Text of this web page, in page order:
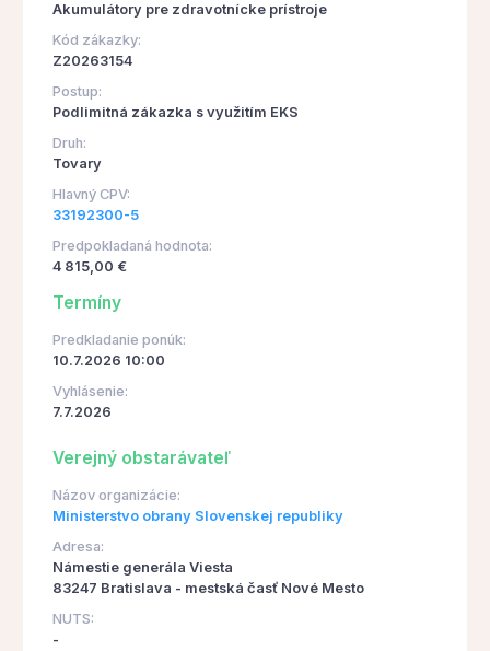
Akumulátory pre zdravotnícke prístroje
Kód zákazky:
Z20263154
Postup:
Podlimitná zákazka s využitím EKS
Druh:
Tovary
Hlavný CPV:
33192300-5
Predpokladaná hodnota:
4 815,00 €
Termíny
Predkladanie ponúk:
10.7.2026 10:00
Vyhlásenie:
7.7.2026
Verejný obstarávateľ
Názov organizácie:
Ministerstvo obrany Slovenskej republiky
Adresa:
Námestie generála Viesta
83247 Bratislava - mestská časť Nové Mesto
NUTS:
-